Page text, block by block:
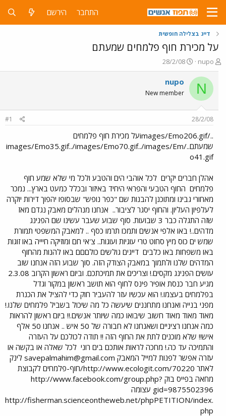
התחבר הירשם
דייג בצלילה חופשית
על מכירת חוף פלמחים שמעתם
פ
ו
ת
ח
ה
ש
nupo
פ
ו
ר
ם
ר
י
ך
28/2/08
N
nupo
New member
28/2/08
#1
../images/Emo206.gifעל מכירת חוף פלמחים
שמעתם../images/Emo35.gif../images/Emo70.gif../images/Em
o41.gif
אהלן חברים יקרים לכל אוהבי הים והטבע ולכל מי שלא שמע חוף
פלמחים החוף הטבעי והפראי היחיד באיזור ובכלל כמעט בארץ... נמכר
מאחורי גבינו ומתוכנן להבנות שם "כפר נופש" שבסופו יהפוך דירות יוקרה
לעלפיון העליון. והחוף יסגר לציבור.. אנחנו מנהלים מאבק נגדם מאז
שזה התגלה כבר 3 שבועות. סוף שבוע שעבר עשינו שם הפנינג
מדהים..! באו אלפי אנשים ותמכו תרמו כסף .. למאבק המשפטי תמורת
שמש ים כוס מיץ סחוט טרי עוגיות ועוגות.. צ'אי חם ומוזיקה חיייה באו זוגות
באו משפחות באו כלבים דייגים גולשים כולםםם באו להנות מהחוף
המדהים שלנו ולתמוך במאבק הצודק הזה. סוך שבוע הזה אנחנו שוב
עושים הפנינג מקסים.! וצריכים את תמיכתכם. וביום ראשון הקרוב 2.3.08
מגיע חבר כנסת אופיר פינס לחוף הוא תושב ראשון במקור וגדל
בפלמחים בעצמו.! הוא עכשיו עזר להעביר חוק כדי להציל את הכנרת
מפני בנייה ואנחנו מתחננים שיעשה כל מה שיכול בשביל פלמחים שלנו.!
מאוד מאוד מאוד חשוב שיבואו כמה שיותר אנשים.!! ביום ראשון להראות
כמה אנחנו רציניים ושאנחנו לא חבורה של 50 איש .. אנחנו 50 אלף
איש!! שלא מוכנים לתת את החוף הזה !! תודה לכולכם על העזרה
והתמיכה עד כה.! מחכה לראות אותכם בים רוני לכל שאלה או בקשה או
עזרה אפשר לפנות למייל המאבק savepalmahim@gmail.com לינק
לאתר http://www.ecologit.com/70220/חוף-פלמחים לקבוצת
מחאה בפייס בוק http://www.facebook.com/group.php?
gid=9875502396 עצומה
http://fisherman.scienceontheweb.net/phpPETITION/index.
php